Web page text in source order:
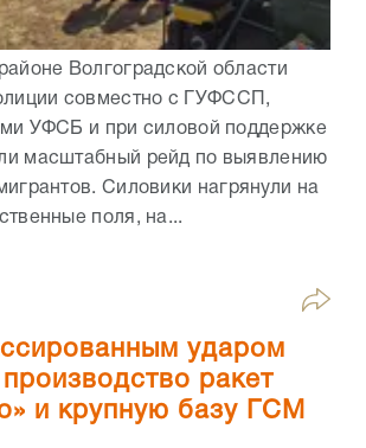
Волгоградской области
совместно с ГУФССП,
УФСБ и при силовой поддержке
масштабный рейд по выявлению
Силовики нагрянули на
поля, на...
ударом
ракет
и крупную базу ГСМ